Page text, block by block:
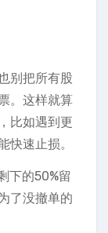
别把所有股
。这样就算
比如遇到更
快速止损。
下的50%留
了没撤单的